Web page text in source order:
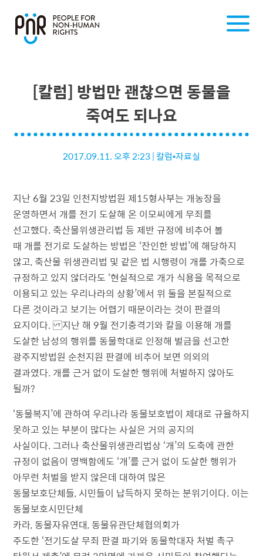
[칼럼] 방법만 괜찮으면 동물을
죽여도 되나요
2017.09.11. 오후 2:23| 칼럼•자료실
지난 6월 23일 인천지방법원 제15형사부는 개농장을
운영하면서 개를 전기 도살해 온 이모씨에게 무죄를
선고했다. 축산물위생관리법 등 제반 규정에 비추어 볼
때 개를 전기로 도살하는 방법은 ‘잔인한 방법’에 해당하지
않고, 축산물 위생관리법 및 같은 법 시행령이 개를 가축으로
규정하고 있지 않더라도 ‘현실적으로 개가 식용을 목적으로
이용되고 있는 우리나라의 상황’에서 위 둘을 본질적으로
다른 것이라고 보기는 어렵기 때문이라는 것이 판결의
요지이다. 지난 해 9월 전기충격기와 칼을 이용해 개를
도살한 남성의 행위를 동물학대로 인정해 벌금을 선고한
광주지방법원 순천지원 판결에 비추어 보면 의외의
결과였다. 개를 근거 없이 도살한 행위에 처벌하지 않아도
될까?
‘동물복지’에 관하여 우리나라 동물보호법이 제대로 규율하지
못하고 있는 부분이 많다는 사실은 거의 공지의
사실이다. 그러나 축산물위생관리법상 ‘개’의 도축에 관한
규정이 없음이 명백함에도 ‘개’를 근거 없이 도살한 행위가
아무런 처벌을 받지 않은데 대하여 많은
동물보호단체들, 시민들이 납득하지 못하는 분위기이다. 이는
동물보호시민단체
카라, 동물자유연대, 동물유관단체협의회가
주도한 ‘전기도살 무죄 판결 파기와 동물학대자 처벌 촉구